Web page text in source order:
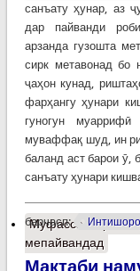
санъату ҳунар, аз
дар пайванди
арзанда гузошта
сирк метавонад бо
ҷаҳон кунад,
фарҳангу ҳунари
гуногун
муваффақ шуд, ин
баланд аст барои ӯ,
санъату ҳунари
барчасп:
Муфассалтаро
мепайвандад
Мактаби